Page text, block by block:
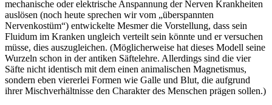
mechanische oder elektrische Anspannung der Nerven Krankheiten
auslösen (noch heute sprechen wir vom „überspannten
Nervenkostüm“) entwickelte Mesmer die Vorstellung, dass sein
Fluidum im Kranken ungleich verteilt sein könnte und er versuchen
müsse, dies auszugleichen. (Möglicherweise hat dieses Modell seine
Wurzeln schon in der antiken Säftelehre. Allerdings sind die vier
Säfte nicht identisch mit dem einen animalischen Magnetismus,
sondern eben viererlei Formen wie Galle und Blut, die aufgrund
ihrer Mischverhältnisse den Charakter des Menschen prägen sollen.)